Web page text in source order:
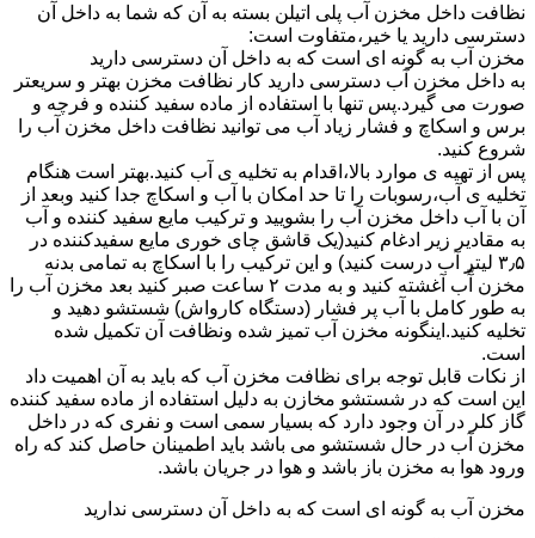
نظافت داخل مخزن آب پلی اتیلن بسته به آن که شما به داخل آن
دسترسی دارید یا خیر،متفاوت است:
مخزن آب به گونه ای است که به داخل آن دسترسی دارید
به داخل مخزن آب دسترسی دارید کار نظافت مخزن بهتر و سریعتر
صورت می گیرد.پس تنها با استفاده از ماده سفید کننده و فرچه و
برس و اسکاچ و فشار زیاد آب می توانید نظافت داخل مخزن آب را
شروع کنید.
پس از تهیه ی موارد بالا،اقدام به تخلیه ی آب کنید.بهتر است هنگام
تخلیه ی آب،رسوبات را تا حد امکان با آب و اسکاچ جدا کنید وبعد از
آن با آب داخل مخزن آب را بشویید و ترکیب مایع سفید کننده و آب
به مقادیر زیر ادغام کنید(یک قاشق چای خوری مایع سفیدکننده در
۳٫۵ لیتر آب درست کنید) و این ترکیب را با اسکاچ به تمامی بدنه
مخزن آّب آغشته کنید و به مدت ۲ ساعت صبر کنید بعد مخزن آب را
به طور کامل با آب پر فشار (دستگاه کارواش) شستشو دهید و
تخلیه کنید.اینگونه مخزن آب تمیز شده ونظافت آن تکمیل شده
است.
از نکات قابل توجه برای نظافت مخزن آب که باید به آن اهمیت داد
این است که در شستشو مخازن به دلیل استفاده از ماده سفید کننده
گاز کلر در آن وجود دارد که بسیار سمی است و نفری که در داخل
مخزن آب در حال شستشو می باشد باید اطمینان حاصل کند که راه
ورود هوا به مخزن باز باشد و هوا در جریان باشد.
مخزن آب به گونه ای است که به داخل آن دسترسی ندارید